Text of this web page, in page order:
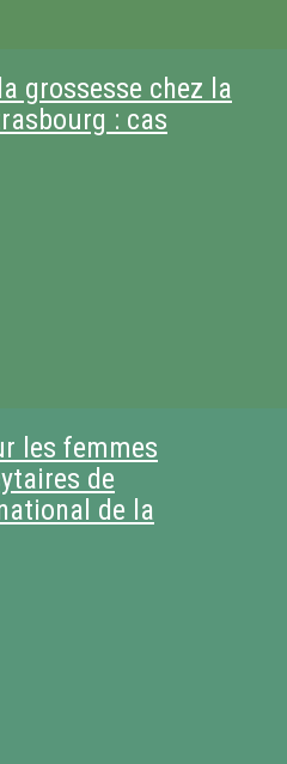
grossesse chez la
: cas
les femmes
de
de la